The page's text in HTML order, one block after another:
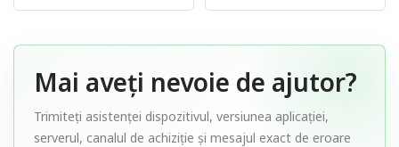
Mai aveți nevoie de ajutor?
Trimiteți asistenței dispozitivul, versiunea aplicației,
serverul, canalul de achiziție și mesajul exact de eroare